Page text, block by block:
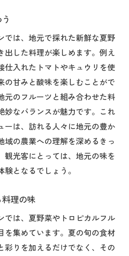
しむランチタイム
るディナー体験
ューの楽しみ
る夏のレストランメニュー
だわり
いを実感
までのプロセス
いが作る味
メニューで爽やかなひとと
メニュー提案
で提供される料理
では、地元で採れた新鮮な夏野
出した料理が楽しめます。例え
仕入れたトマトやキュウリを使
の甘みと酸味を楽しむことがで
元のフルーツと組み合わせた料
妙なバランスが魅力です。これ
ーは、訪れる人々に地元の豊か
域の農業への理解を深めるきっ
観光客にとっては、地元の味を
となるでしょう。
理の味
では、夏野菜やトロピカルフル
を集めています。夏の旬の食材
彩りを加えるだけでなく、その